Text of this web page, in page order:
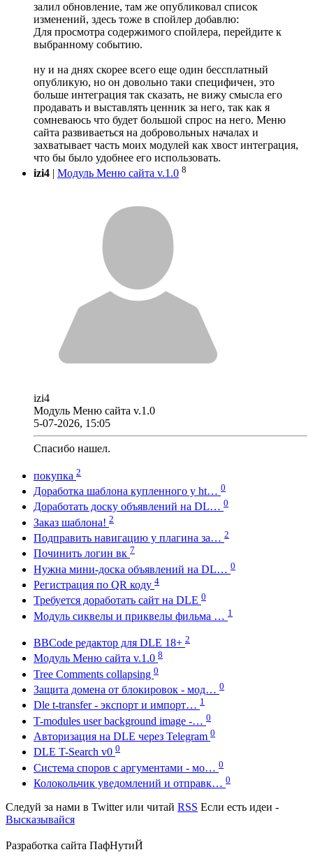
залил обновление, там же опубликовал список
изменений, здесь тоже в спойлер добавлю:
Для просмотра содержимого спойлера, перейдите к
выбранному событию.
ну и на днях скорее всего еще один бессплатный
опубликую, но он довольно таки специфичен, это
больше интеграция так сказать, не вижу смысла его
продавать и выставлять ценник за него, так как я
сомневаюсь что будет большой спрос на него. Меню
сайта развиваеться на добровольных началах и
захватывает часть моих модулей как хвост интеграция,
что бы было удобнее его использовать.
izi4 | Модуль Меню сайта v.1.0 8
izi4
Модуль Меню сайта v.1.0
5-07-2026, 15:05
Спасибо нашел.
покупка 2
Доработка шаблона купленного у ht… 0
Доработать доску объявлений на DL… 0
Заказ шаблона! 2
Подправить навигацию у плагина за… 2
Починить логин вк 7
Нужна мини-доска объявлений на DL… 0
Регистрация по QR коду 4
Требуется доработать сайт на DLE 0
Модуль сиквелы и приквелы фильма … 1
BBCode редактор для DLE 18+ 2
Модуль Меню сайта v.1.0 8
Tree Comments collapsing 0
Защита домена от блокировок - мод… 0
Dle t-transfer - экспорт и импорт… 1
T-modules user background image -… 0
Авторизация на DLE через Telegram 0
DLE T-Search v0 0
Система споров с аргументами - мо… 0
Колокольчик уведомлений и отправк… 0
Следуй за нами в Twitterили читай RSS Если есть идеи -
Высказывайся
Разработка сайта ПафНутиЙ